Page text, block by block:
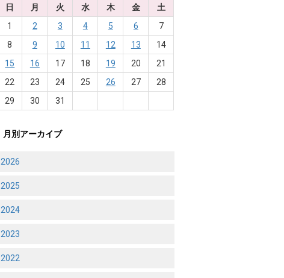
日
月 火 水 木 金
土
1
2 3 4 5 6
7
8
9 10 11 12 13
14
15
16 17 18 19 20
21
22
23 24 25 26 27
28
29
30 31
月別アーカイブ
2026
2025
2024
2023
2022